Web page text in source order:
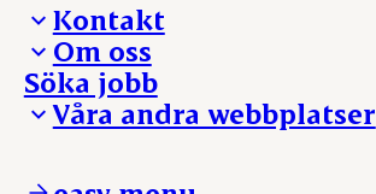
Kontakt
Presskontakt – För dig som är journalist
Reklamation
Visselblåsning
Om oss
Vi tar ledningen
Våra ställen
Söka jobb
Våra andra webbplatser